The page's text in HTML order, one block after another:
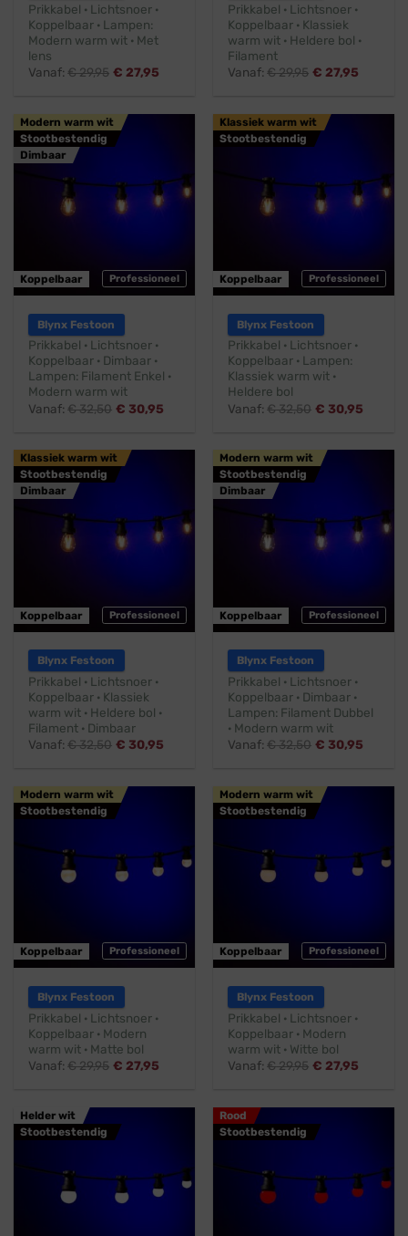
Prikkabel · Lichtsnoer ·
Koppelbaar · Lampen:
Modern warm wit · Met
lens
Vanaf:€29,95 € 27,95
Prikkabel · Lichtsnoer ·
Koppelbaar · Klassiek
warm wit · Heldere bol ·
Filament
Vanaf:€29,95 € 27,95
Professioneel
Modern warm wit
Stootbestendig
Dimbaar
Koppelbaar
Blynx Festoon
Prikkabel · Lichtsnoer ·
Koppelbaar · Dimbaar ·
Lampen: Filament Enkel ·
Modern warm wit
Vanaf:€32,50 € 30,95
Professioneel
Klassiek warm wit
Stootbestendig
Koppelbaar
Blynx Festoon
Prikkabel · Lichtsnoer ·
Koppelbaar · Lampen:
Klassiek warm wit ·
Heldere bol
Vanaf:€32,50 € 30,95
Professioneel
Klassiek warm wit
Stootbestendig
Dimbaar
Koppelbaar
Blynx Festoon
Prikkabel · Lichtsnoer ·
Koppelbaar · Klassiek
warm wit · Heldere bol ·
Filament · Dimbaar
Vanaf:€32,50 € 30,95
Professioneel
Modern warm wit
Stootbestendig
Dimbaar
Koppelbaar
Blynx Festoon
Prikkabel · Lichtsnoer ·
Koppelbaar · Dimbaar ·
Lampen: Filament Dubbel
· Modern warm wit
Vanaf:€32,50 € 30,95
Professioneel
Modern warm wit
Stootbestendig
Koppelbaar
Blynx Festoon
Prikkabel · Lichtsnoer ·
Koppelbaar · Modern
warm wit · Matte bol
Vanaf:€29,95 € 27,95
Professioneel
Modern warm wit
Stootbestendig
Koppelbaar
Blynx Festoon
Prikkabel · Lichtsnoer ·
Koppelbaar · Modern
warm wit · Witte bol
Vanaf:€29,95 € 27,95
Helder wit
Stootbestendig
Rood
Stootbestendig